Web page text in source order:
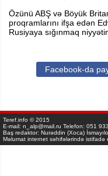
Özünü ABŞ və Böyük
proqramlarını ifşa edən
Rusiyaya sığınmaq
Facebook-da
Teref.info © 2015
E-mail: n_alp@mail.ru Telefon: 051
Baş redaktor: Nurəddin (Xoca)
Məlumat internet səhifələrində istifadə